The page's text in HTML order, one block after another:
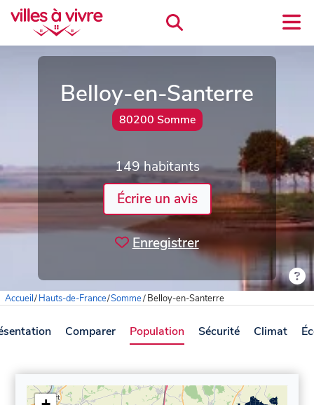
Belloy-en-Santerre
80200 Somme
149 habitants
Écrire un avis
Enregistrer
Accueil/Hauts-de-France/Somme/Belloy-en-Santerre
Comparer Population Sécurité Climat